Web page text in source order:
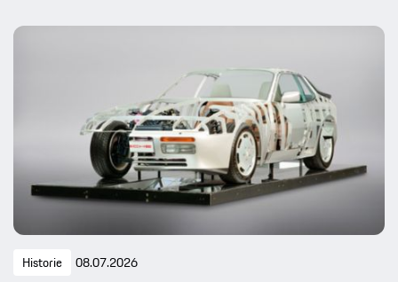
Historie 08.07.2026